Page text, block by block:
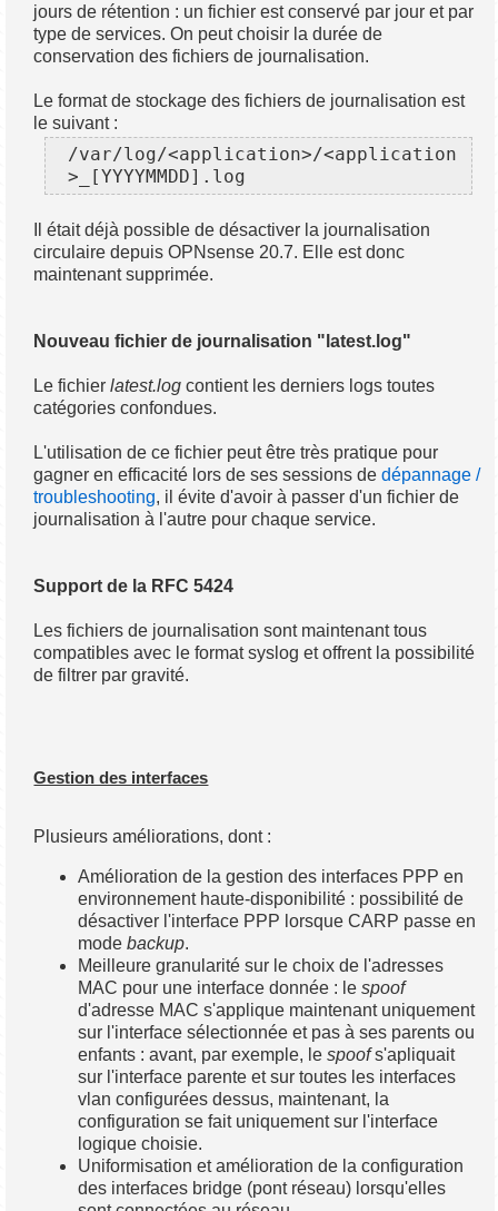
jours de rétention : un fichier est conservé par jour et par
type de services. On peut choisir la durée de
conservation des fichiers de journalisation.
Le format de stockage des fichiers de journalisation est
le suivant :
/var/log/<application>/<application
>_[YYYYMMDD].log
Il était déjà possible de désactiver la journalisation
circulaire depuis OPNsense 20.7. Elle est donc
maintenant supprimée.
Nouveau fichier de journalisation "latest.log"
Le fichierlatest.log contient les derniers logs toutes
catégories confondues.
L'utilisation de ce fichier peut être très pratique pour
gagner en efficacité lors de ses sessions dedépannage /
troubleshooting, il évite d'avoir à passer d'un fichier de
journalisation à l'autre pour chaque service.
Support de la RFC 5424
Les fichiers de journalisation sont maintenant tous
compatibles avec le format syslog et offrent la possibilité
de filtrer par gravité.
Gestion des interfaces
Plusieurs améliorations, dont :
Amélioration de la gestion des interfaces PPP en
environnement haute-disponibilité : possibilité de
désactiver l'interface PPP lorsque CARP passe en
modebackup.
Meilleure granularité sur le choix de l'adresses
MAC pour une interface donnée : lespoof
d'adresse MAC s'applique maintenant uniquement
sur l'interface sélectionnée et pas à ses parents ou
enfants : avant, par exemple, lespoofs'apliquait
sur l'interface parente et sur toutes les interfaces
vlan configurées dessus, maintenant, la
configuration se fait uniquement sur l'interface
logique choisie.
Uniformisation et amélioration de la configuration
des interfaces bridge (pont réseau) lorsqu'elles